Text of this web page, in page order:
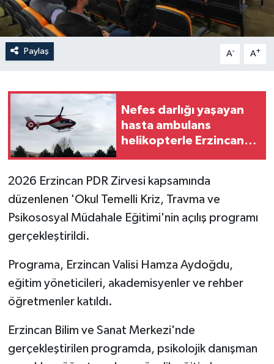
Paylaş A- A+
Nefes darlığı yaşayan
hasta ambulans
helikopterle Erzincan'a
2026 Erzincan PDR Zirvesi kapsamında
düzenlenen 'Okul Temelli Kriz, Travma ve
Psikososyal Müdahale Eğitimi'nin açılış programı
gerçekleştirildi.
Programa, Erzincan Valisi Hamza Aydoğdu,
eğitim yöneticileri, akademisyenler ve rehber
öğretmenler katıldı.
Erzincan Bilim ve Sanat Merkezi'nde
gerçekleştirilen programda, psikolojik danışman